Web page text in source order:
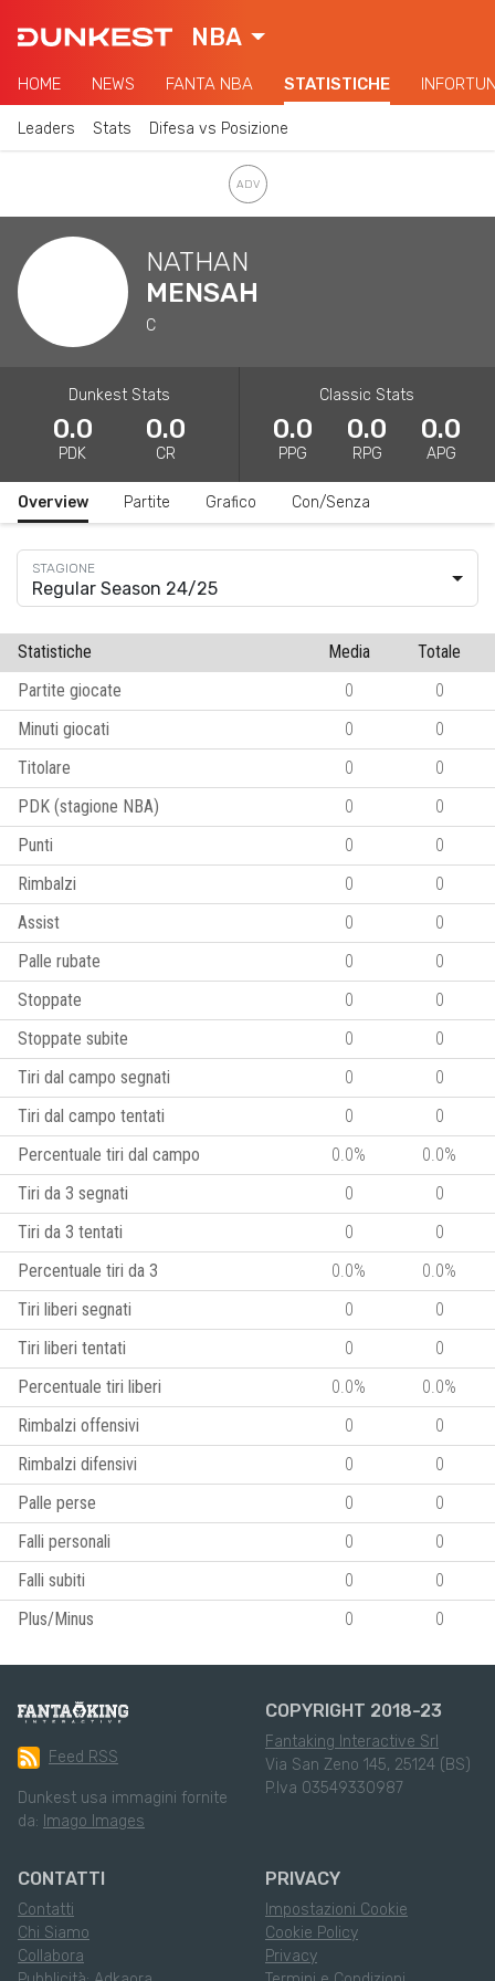
NBA
HOME NEWS FANTA NBA STATISTICHE
Leaders Stats Difesa vs Posizione
NATHAN
MENSAH
C
Dunkest Stats
0.0
PDK
0.0
CR
Classic Stats
0.0
PPG
0.0
RPG
0.0
APG
Overview Partite Grafico Con/Senza
Regular Season 24/25
Statistiche Media
Totale
Partite giocate
0
0
Minuti giocati
0
0
Titolare
0
0
PDK (stagione NBA)
0
0
Punti
0
0
Rimbalzi
0
0
Assist
0
0
Palle rubate
0
0
Stoppate
0
0
Stoppate subite
0
0
Tiri dal campo segnati
0
0
Tiri dal campo tentati
0
0
Percentuale tiri dal campo
0.0%
0.0%
Tiri da 3 segnati
0
0
Tiri da 3 tentati
0
0
Percentuale tiri da 3
0.0%
0.0%
Tiri liberi segnati
0
0
Tiri liberi tentati
0
0
Percentuale tiri liberi
0.0%
0.0%
Rimbalzi offensivi
0
0
Rimbalzi difensivi
0
0
Palle perse
0
0
Falli personali
0
0
Falli subiti
0
0
Plus/Minus
0 0
Feed RSS
Dunkest usa immagini fornite
da: Imago Images
COPYRIGHT 2018-23
Fantaking Interactive Srl
Via San Zeno 145, 25124 (BS)
P.Iva 03549330987
CONTATTI
Contatti
Chi Siamo
Collabora
PRIVACY
Impostazioni Cookie
Cookie Policy
Privacy